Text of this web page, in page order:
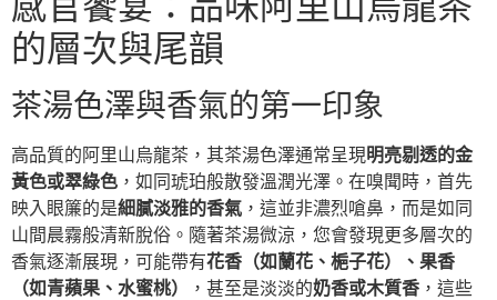
的層次與尾韻
茶湯色澤與香氣的第一印象
高品質的阿里山烏龍茶，其茶湯色澤通常呈現明亮剔透的金
黃色或翠綠色 ，如同琥珀般散發溫潤光澤。在嗅聞時，首先
映入眼簾的是細膩淡雅的香氣 ，這並非濃烈嗆鼻，而是如同
山間晨霧般清新脫俗。隨著茶湯微涼，您會發現更多層次的
香氣逐漸展現，可能帶有花香（如蘭花、梔子花）、果香
（如青蘋果、水蜜桃）
，甚至是淡淡的奶香或木質香 ，這些